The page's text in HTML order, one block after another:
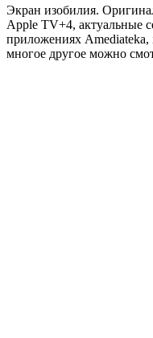
Экран изобилия.
Apple TV+4, актуальные
приложениях
многое другое можно